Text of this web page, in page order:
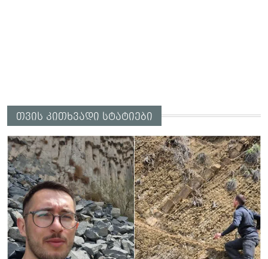
თვის კითხვადი სტატიები